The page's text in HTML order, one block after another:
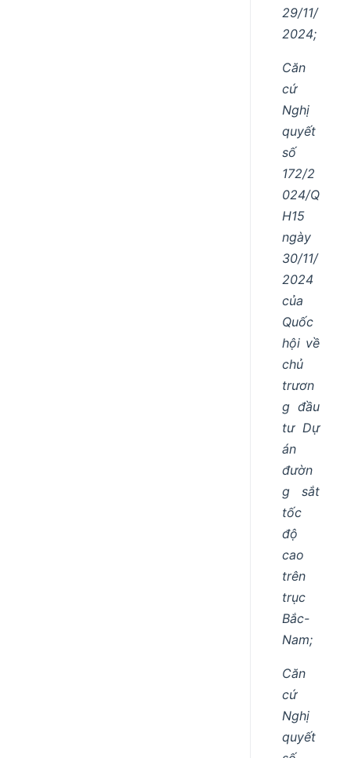
29/11/
2024;
Căn
cứ
Nghị
quyết
số
172/2
024/Q
H15
ngày
30/11/
2024
của
Quốc
hội về
chủ
trươn
g đầu
tư Dự
án
đườn
g sắt
tốc
độ
cao
trên
trục
Bắc-
Nam;
Căn
cứ
Nghị
quyết